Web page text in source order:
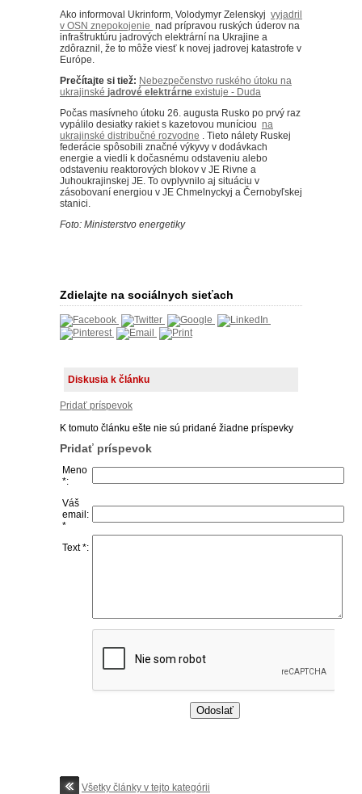
Ako informoval Ukrinform, Volodymyr Zelenskyj vyjadril
v OSN znepokojenie nad prípravou ruských úderov na
infraštruktúru jadrových elektrární na Ukrajine a
zdôraznil, že to môže viesť k novej jadrovej katastrofe v
Európe.
Prečítajte si tiež: Nebezpečenstvo ruského útoku na
ukrajinské jadrové elektrárne existuje - Duda
Počas masívneho útoku 26. augusta Rusko po prvý raz
vypálilo desiatky rakiet s kazetovou muníciou na
ukrajinské distribučné rozvodne . Tieto nálety Ruskej
federácie spôsobili značné výkyvy v dodávkach
energie a viedli k dočasnému odstaveniu alebo
odstaveniu reaktorových blokov v JE Rivne a
Juhoukrajinskej JE. To ovplyvnilo aj situáciu v
zásobovaní energiou v JE Chmelnyckyj a Černobyľskej
stanici.
Foto: Ministerstvo energetiky
Zdielajte na sociálnych sieťach
Diskusia k článku
Pridať príspevok
K tomuto článku ešte nie sú pridané žiadne príspevky
Pridať príspevok
Meno
*:
Váš
email:
*
Text *:
Všetky články v tejto kategórii